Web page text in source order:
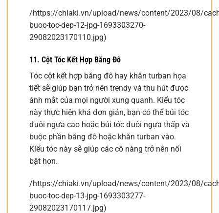
/https://chiaki.vn/upload/news/content/2023/08/
buoc-toc-dep-12-jpg-1693303270-
29082023170110.jpg)
11. Cột Tóc Kết Hợp Băng Đô
Tóc cột kết hợp băng đô hay khăn turban họa
tiết sẽ giúp bạn trở nên trendy và thu hút được
ánh mắt của mọi người xung quanh. Kiểu tóc
này thực hiện khá đơn giản, bạn có thể búi tóc
đuôi ngựa cao hoặc búi tóc đuôi ngựa thấp và
buộc phần băng đô hoặc khăn turban vào.
Kiểu tóc này sẽ giúp các cô nàng trở nên nổi
bật hơn.
/https://chiaki.vn/upload/news/content/2023/08/
buoc-toc-dep-13-jpg-1693303277-
29082023170117.jpg)